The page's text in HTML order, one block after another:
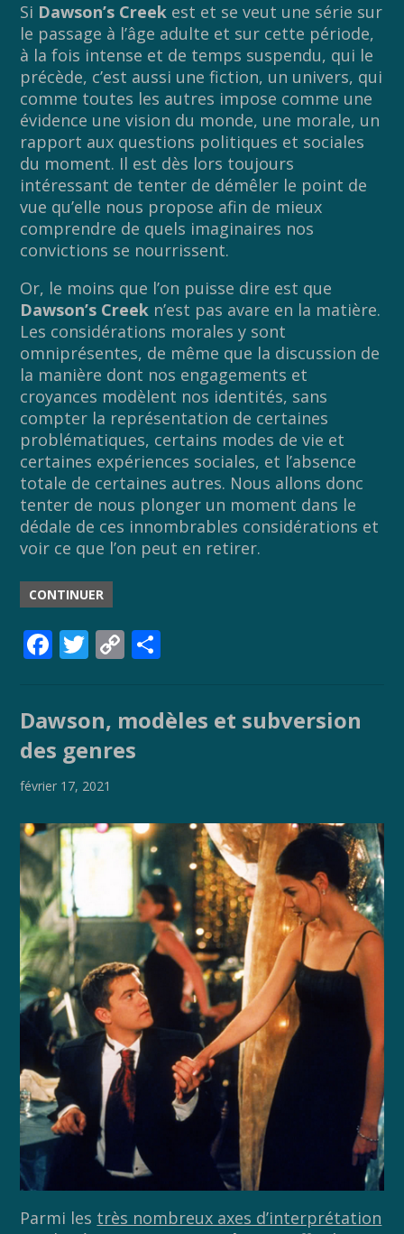
Si Dawson’s Creek est et se veut une série sur
le passage à l’âge adulte et sur cette période,
à la fois intense et de temps suspendu, qui le
précède, c’est aussi une fiction, un univers, qui
comme toutes les autres impose comme une
évidence une vision du monde, une morale, un
rapport aux questions politiques et sociales
du moment. Il est dès lors toujours
intéressant de tenter de démêler le point de
vue qu’elle nous propose afin de mieux
comprendre de quels imaginaires nos
convictions se nourrissent.
Or, le moins que l’on puisse dire est que
Dawson’s Creek n’est pas avare en la matière.
Les considérations morales y sont
omniprésentes, de même que la discussion de
la manière dont nos engagements et
croyances modèlent nos identités, sans
compter la représentation de certaines
problématiques, certains modes de vie et
certaines expériences sociales, et l’absence
totale de certaines autres. Nous allons donc
tenter de nous plonger un moment dans le
dédale de ces innombrables considérations et
voir ce que l’on peut en retirer.
CONTINUER
F
b
o
o
k
T
er
C
y
Li
k
ta
g
Dawson, modèles et subversion
des genres
février 17, 2021
Parmi les très nombreux axes d’interprétation